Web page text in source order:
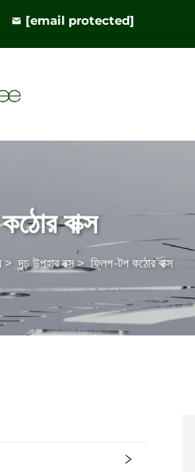
[email protected]
বাক্স
>দৃঢ় উপহার বক্স> ফ্লিপ-টপ কঠোর বাক্স